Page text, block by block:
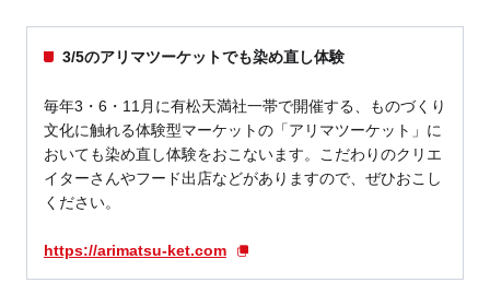
3/5のアリマツーケットでも染め直し体験
毎年3・6・11月に有松天満社一帯で開催する、ものづくり
文化に触れる体験型マーケットの「アリマツーケット」に
おいても染め直し体験をおこないます。こだわりのクリエ
イターさんやフード出店などがありますので、ぜひおこし
ください。
https://arimatsu-ket.com